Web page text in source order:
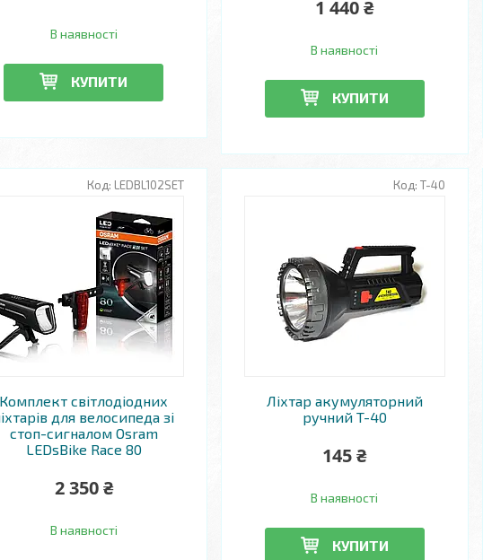
В наявності
КУПИТИ
1 440 ₴
В наявності
КУПИТИ
LEDBL102SET
Комплект світлодіодних
для велосипеда зі
стоп-сигналом Osram
LEDsBike Race 80
2 350 ₴
В наявності
T-40
Ліхтар акумуляторний
ручний T-40
145 ₴
В наявності
КУПИТИ